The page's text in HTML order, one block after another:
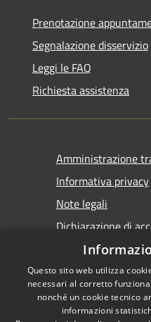
Prenotazione
Segnalazione disservizio
Leggi le FAQ
Richiesta assistenza
Amministrazione
Informativa privacy
Note legali
Dichiarazione di
Questo sito web utilizza
necessari al corretto
nonché un cookie tecnico
informazioni